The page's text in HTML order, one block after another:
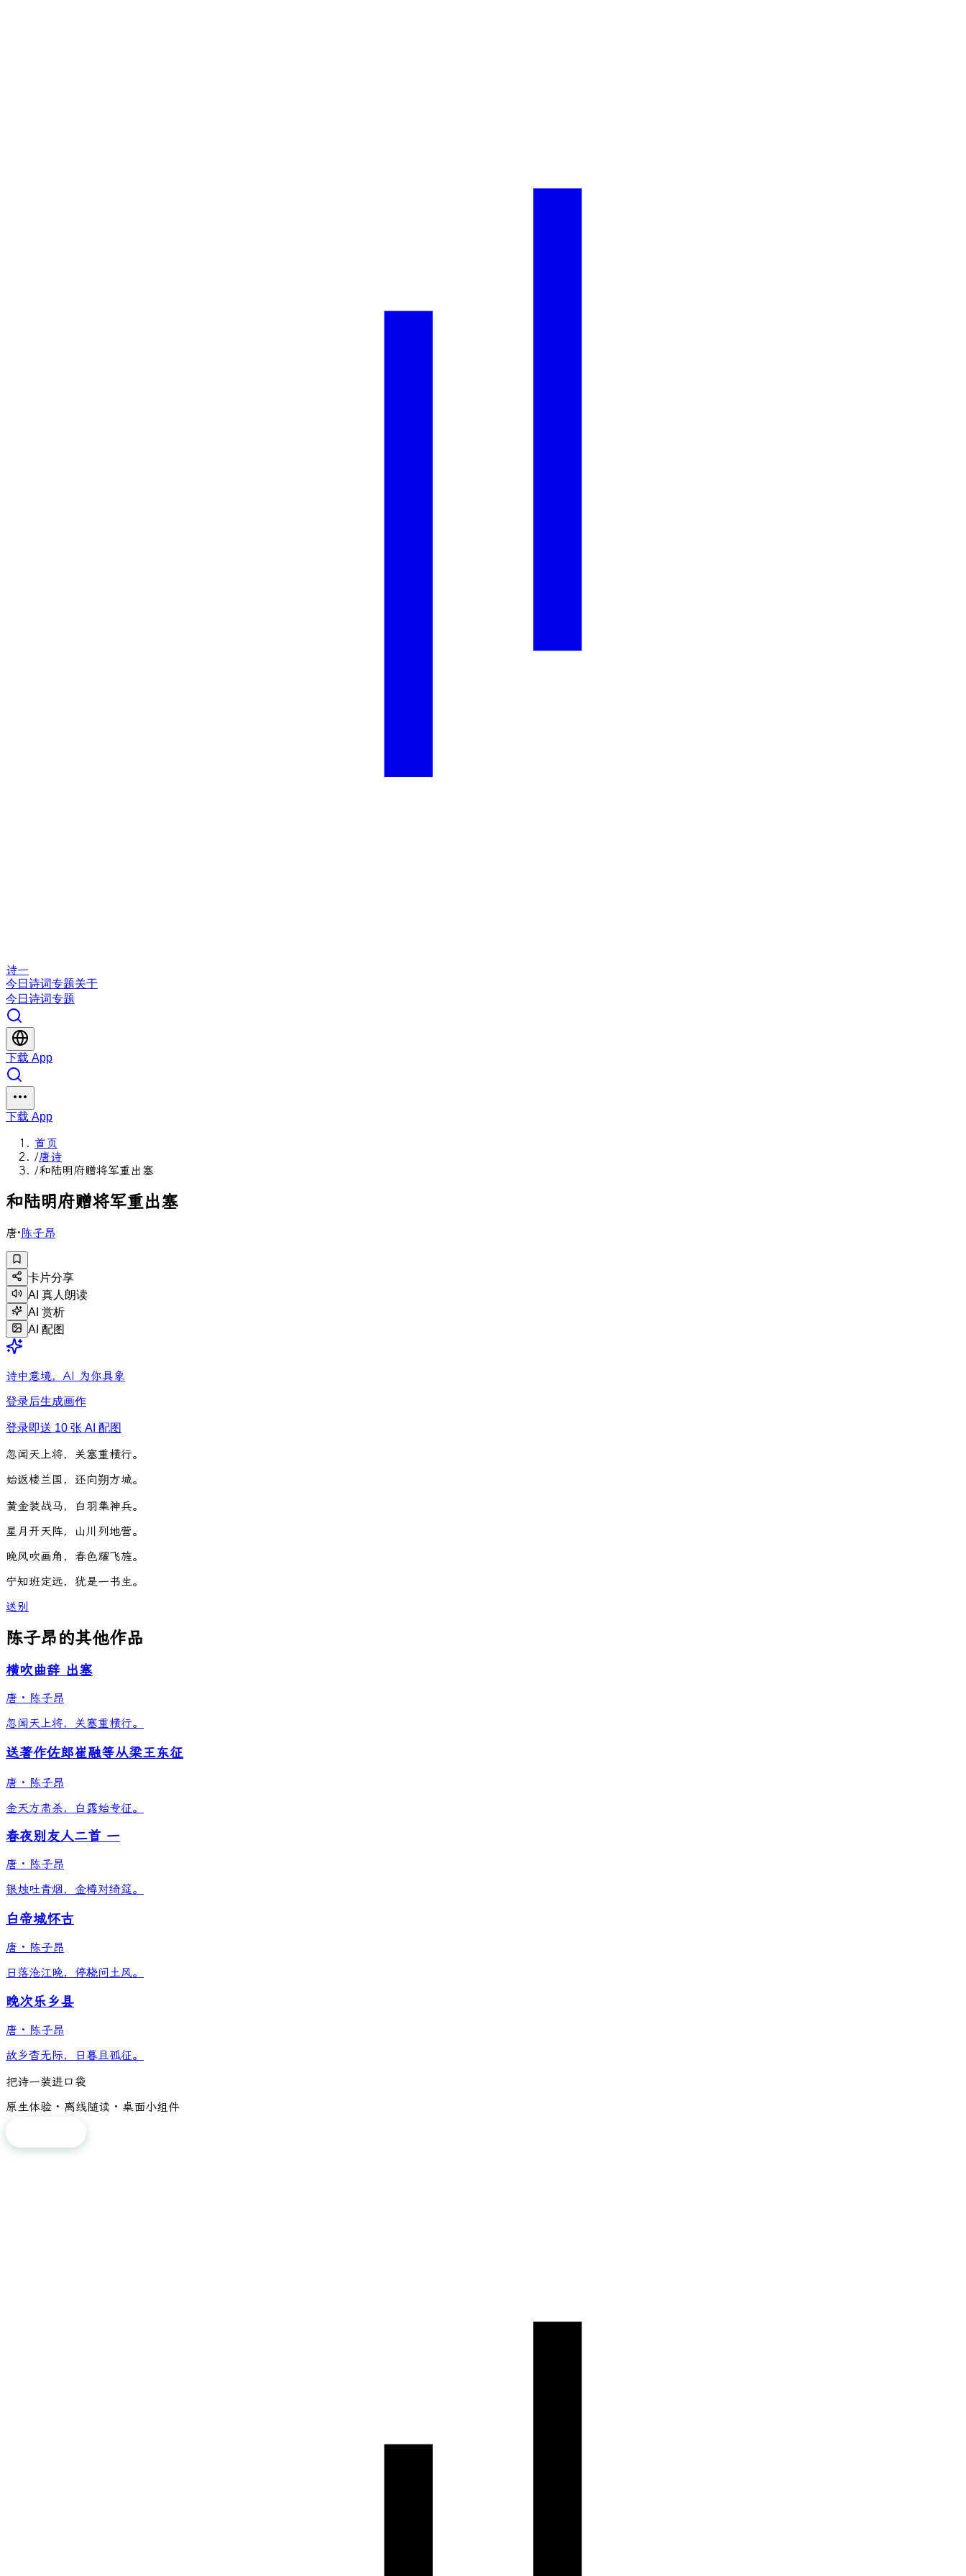
诗一
今日 诗词专题关于
今日 诗词专题
下载 App
下载 App
首页
/唐诗
/和陆明府赠将军重出塞
和陆明府赠将军重出塞
唐·陈子昂
卡片分享
AI 真人朗读
AI 赏析
AI 配图
诗中意境，AI 为你具象
登录后生成画作
登录即送 10 张 AI 配图
忽闻天上将， 关塞重横行。
始返楼兰国 ， 还向朔方城。
黄金装战马， 白 羽集神兵。
星月 开天阵， 山川 列地营。
晚风吹画角 ， 春色耀飞旌。
宁知班定远， 犹是一书生。
送别
陈子昂的其他作品
横吹曲辞 出塞
唐 · 陈子昂
忽闻天上将，关塞重横行。
送著作佐郎崔融等从梁王东征
唐 · 陈子昂
金天方肃杀，白露始专征。
春夜别友人二首 一
唐 · 陈子昂
银烛吐青烟，金樽对绮筵。
白帝城怀古
唐 · 陈子昂
日落沧江晚，停桡问土风。
晚次乐乡县
唐 · 陈子昂
故乡杳无际，日暮且孤征。
把诗一装进口袋
原生体验 · 离线随读 · 桌面小组件